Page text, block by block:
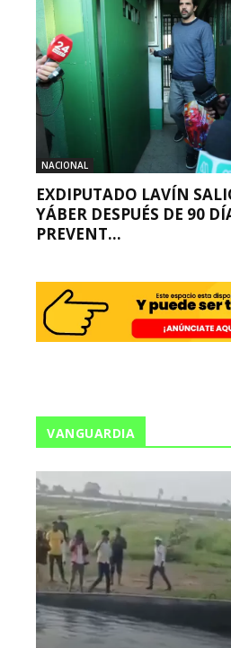
NACIONAL
EXDIPUTADO LAVÍN
YÁBER DESPUÉS DE 90
PREVENT...
VANGUARDIA